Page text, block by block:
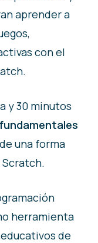
aprender a
con el
y 30 minutos
de una forma
herramienta
de